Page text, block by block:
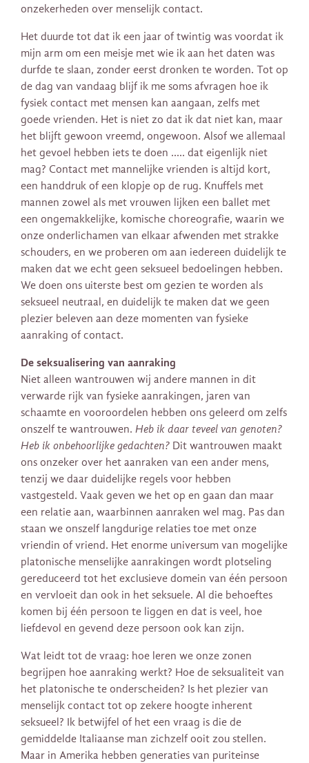
onzekerheden over menselijk contact.
Het duurde tot dat ik een jaar of twintig was voordat ik
mijn arm om een ​​meisje met wie ik aan het daten was
durfde te slaan, zonder eerst dronken te worden. Tot op
de dag van vandaag blijf ik me soms afvragen hoe ik
fysiek contact met mensen kan aangaan, zelfs met
goede vrienden. Het is niet zo dat ik dat niet kan, maar
het blijft gewoon vreemd, ongewoon. Alsof we allemaal
het gevoel hebben iets te doen ….. dat eigenlijk niet
mag? Contact met mannelijke vrienden is altijd kort,
een handdruk of een klopje op de rug. Knuffels met
mannen zowel als met vrouwen lijken een ballet met
een ongemakkelijke, komische choreografie, waarin we
onze onderlichamen van elkaar afwenden met strakke
schouders, en we proberen om aan iedereen duidelijk te
maken dat we echt geen seksueel bedoelingen hebben.
We doen ons uiterste best om gezien te worden als
seksueel neutraal, en duidelijk te maken dat we geen
plezier beleven aan deze momenten van fysieke
aanraking of contact.
De seksualisering van aanraking
Niet alleen wantrouwen wij andere mannen in dit
verwarde rijk van fysieke aanrakingen, jaren van
schaamte en vooroordelen hebben ons geleerd om zelfs
onszelf te wantrouwen. Heb ik daar teveel van genoten?
Heb ik onbehoorlijke gedachten? Dit wantrouwen maakt
ons onzeker over het aanraken van een ander mens,
tenzij we daar duidelijke regels voor hebben
vastgesteld. Vaak geven we het op en gaan dan maar
een relatie aan, waarbinnen aanraken wel mag. Pas dan
staan ​​we onszelf langdurige relaties toe met onze
vriendin of vriend. Het enorme universum van mogelijke
platonische menselijke aanrakingen wordt plotseling
gereduceerd tot het exclusieve domein van één persoon
en vervloeit dan ook in het seksuele. Al die behoeftes
komen bij één persoon te liggen en dat is veel, hoe
liefdevol en gevend deze persoon ook kan zijn.
Wat leidt tot de vraag: hoe leren we onze zonen
begrijpen hoe aanraking werkt? Hoe de seksualiteit van
het platonische te onderscheiden? Is het plezier van
menselijk contact tot op zekere hoogte inherent
seksueel? Ik betwijfel of het een vraag is die de
gemiddelde Italiaanse man zichzelf ooit zou stellen.
Maar in Amerika hebben generaties van puriteinse